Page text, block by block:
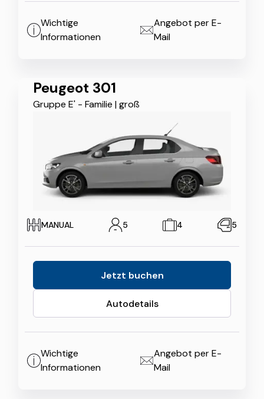
Wichtige
Informationen
Angebot per E-
Mail
Peugeot 301
Gruppe E' - Familie |groß
MANUAL 5 4 5
Jetzt buchen
Autodetails
Wichtige
Informationen
Angebot per E-
Mail